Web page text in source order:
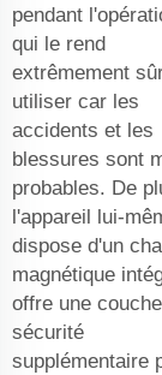
pendant
qui le rend
extrêmement
utiliser car les
accidents et les
blessures sont
probables. De
l'appareil lui-
dispose d'un
magnétique
offre une
sécurité
supplémentaire